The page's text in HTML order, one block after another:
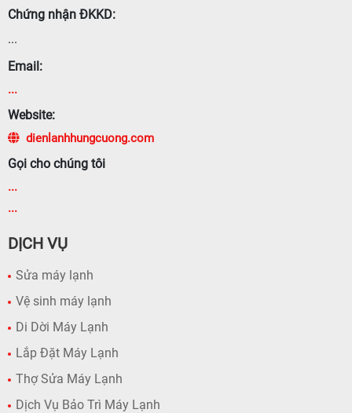
Chứng nhận ĐKKD:
...
Email:
...
Website:
dienlanhhungcuong.com
Gọi cho chúng tôi
...
...
DỊCH VỤ
Sửa máy lạnh
Vệ sinh máy lạnh
Di Dời Máy Lạnh
Lắp Đặt Máy Lạnh
Thợ Sửa Máy Lạnh
Dịch Vụ Bảo Trì Máy Lạnh